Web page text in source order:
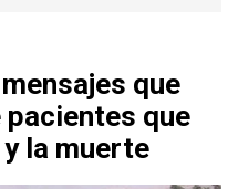
que
que
la muerte